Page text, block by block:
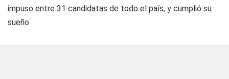
impuso entre 31 candidatas de todo el país, y cumplió su
sueño.